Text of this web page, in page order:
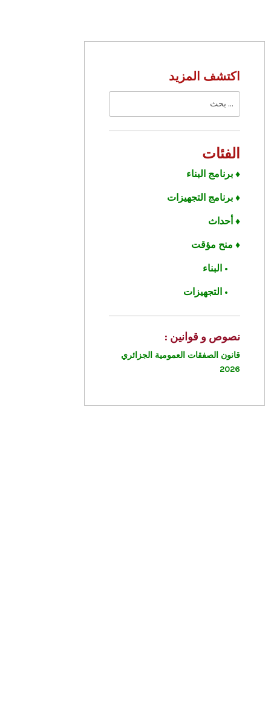
اكتشف المزيد
الفئات
♦ برنامج البناء
♦ برنامج التجهيزات
♦ أحداث
♦ منح مؤقت
• البناء
• ‎التجهيزات
نصوص و قوانين :
قانون الصفقات العمومية الجزائري
2026